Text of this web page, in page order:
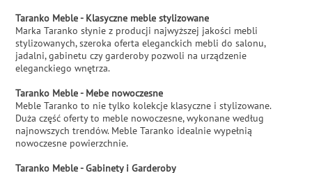
Taranko Meble - Klasyczne meble stylizowane
Marka Taranko słynie z producji najwyższej jakości mebli
stylizowanych, szeroka oferta eleganckich mebli do salonu,
jadalni, gabinetu czy garderoby pozwoli na urządzenie
eleganckiego wnętrza.
Taranko Meble - Mebe nowoczesne
Meble Taranko to nie tylko kolekcje klasyczne i stylizowane.
Duża część oferty to meble nowoczesne, wykonane według
najnowszych trendów. Meble Taranko idealnie wypełnią
nowoczesne powierzchnie.
Taranko Meble - Gabinety i Garderoby